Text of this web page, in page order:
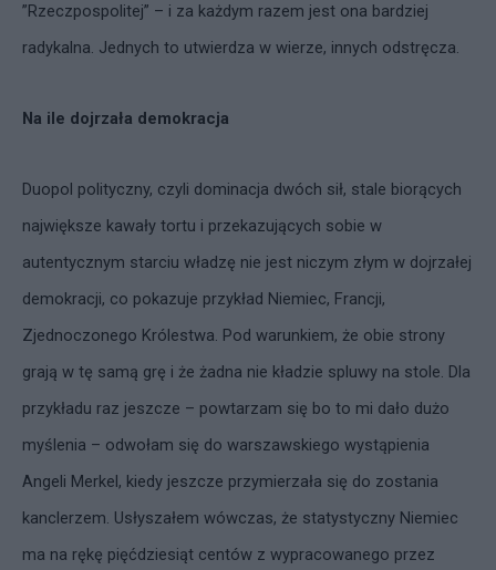
”Rzeczpospolitej” – i za każdym razem jest ona bardziej
radykalna. Jednych to utwierdza w wierze, innych odstręcza.
Na ile dojrzała demokracja
Duopol polityczny, czyli dominacja dwóch sił, stale biorących
największe kawały tortu i przekazujących sobie w
autentycznym starciu władzę nie jest niczym złym w dojrzałej
demokracji, co pokazuje przykład Niemiec, Francji,
Zjednoczonego Królestwa. Pod warunkiem, że obie strony
grają w tę samą grę i że żadna nie kładzie spluwy na stole. Dla
przykładu raz jeszcze – powtarzam się bo to mi dało dużo
myślenia – odwołam się do warszawskiego wystąpienia
Angeli Merkel, kiedy jeszcze przymierzała się do zostania
kanclerzem. Usłyszałem wówczas, że statystyczny Niemiec
ma na rękę pięćdziesiąt centów z wypracowanego przez